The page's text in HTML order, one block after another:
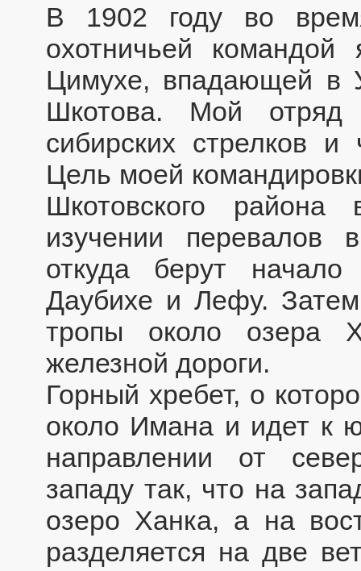
В 1902 году во
охотничьей
Цимухе, впадающей в
Шкотова. Мой отряд
сибирских стрелков
Цель моей
Шкотовского
изучении перевалов
откуда берут
Даубихе и Лефу.
тропы около озера
железной дороги.
Горный хребет, о
около Имана и идет к
направлении от
западу так, что на
озеро Ханка, а на
разделяется на две